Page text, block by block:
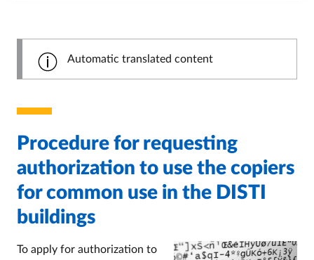
Automatic translated content
Procedure for requesting
authorization to use the copiers
for common use in the DISTI
buildings
To apply for authorization to